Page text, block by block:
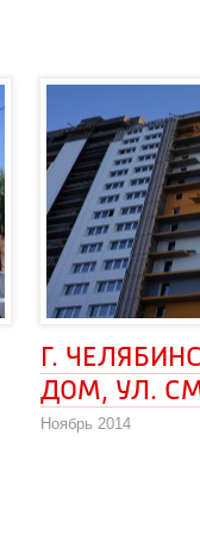
Г.
ДОМ, УЛ.
Ноябрь 2014